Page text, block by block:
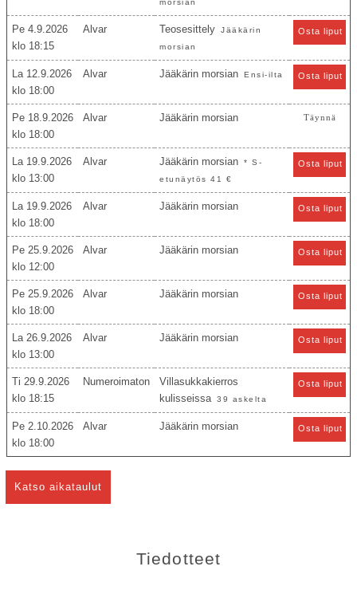
morsian
Pe 4.9.2026
18:15
Alvar Teosesittely
Jääkärin
morsian
Osta liput
La 12.9.2026
18:00
Alvar Jääkärin morsian Ensi-ilta Osta liput
Pe 18.9.2026
18:00
Alvar Jääkärin morsian Täynnä
La 19.9.2026
13:00
Alvar Jääkärin morsian
* S-
etunäytös 41 €
Osta liput
La 19.9.2026
18:00
Alvar Jääkärin morsian Osta liput
Pe 25.9.2026
12:00
Alvar Jääkärin morsian Osta liput
Pe 25.9.2026
18:00
Alvar Jääkärin morsian Osta liput
La 26.9.2026
13:00
Alvar Jääkärin morsian Osta liput
Ti 29.9.2026
18:15
Numeroimaton
Villasukkakierros
kulisseissa
39 askelta
Osta liput
Pe 2.10.2026
18:00
Alvar Jääkärin morsian Osta liput
Katso aikataulut
Tiedotteet